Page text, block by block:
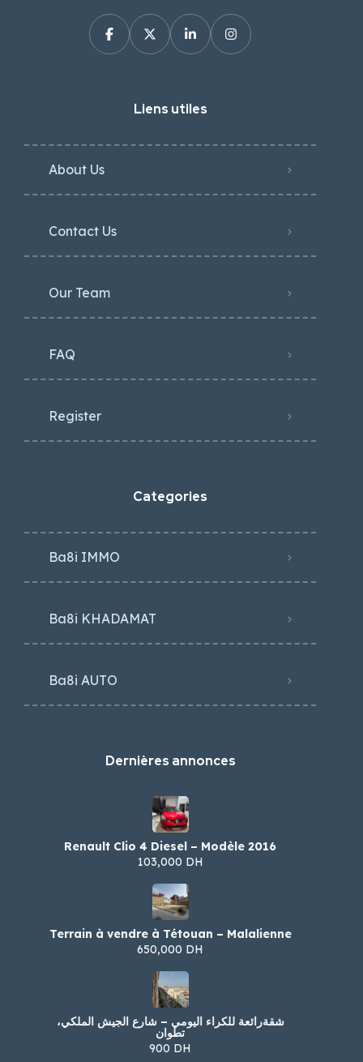
Liens utiles
About Us
Contact Us
Our Team
FAQ
Register
Categories
Ba8i IMMO
Ba8i KHADAMAT
Ba8i AUTO
Dernières annonces
Renault Clio 4 Diesel – Modèle 2016
103,000 DH
Terrain à vendre à Tétouan – Malalienne
650,000 DH
شقةرائعة للكراء اليومي – شارع الجيش الملكي،
تطوان
900 DH